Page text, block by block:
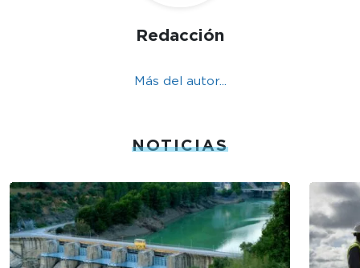
Redacción
Más del autor...
NOTICIAS